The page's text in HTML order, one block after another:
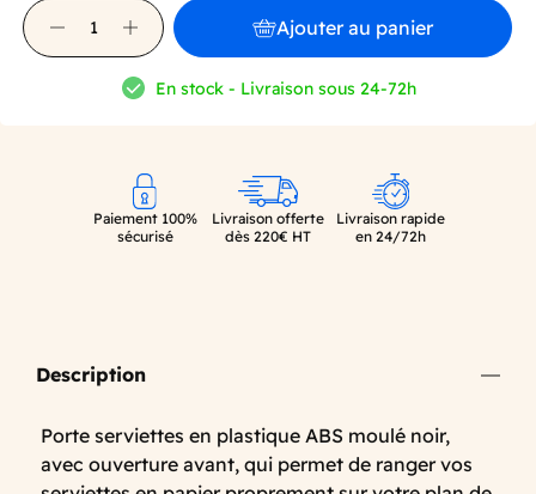
Ajouter au panier
En stock - Livraison sous 24-72h
Paiement 100%
sécurisé
Livraison offerte
dès 220€ HT
Livraison rapide
en 24/72h
Description
Porte serviettes en plastique ABS moulé noir,
avec ouverture avant, qui permet de ranger vos